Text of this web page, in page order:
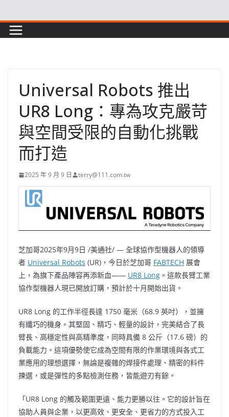
to
content
Universal Robots 推出
UR8 Long：專為攻克嚴苛
與空間受限的自動化挑戰
而打造
2025 年 9 月 9 日 terry@111.com.tw
芝加哥2025年9月9日 /美通社/ — 全球協作型機器人的領導
者 Universal Robots (UR)，今日於芝加哥 FABTECH 展會
上，為旗下產品陣容再添新血—— UR8 Long 。這款長臂工業
協作型機器人現已開放訂購，預計於十月開始出貨。
UR8 Long 的工作半徑長達 1750 毫米（68.9 英吋），並擁
有纖巧的機身。其堅固、精巧、輕量的設計，完美結合了長
臂長、高穩定性與高精準度，同時具備 8 公斤（17.6 磅）的
負載能力。這項優勢使它成為空間有限的作業環境與各式工
業應用的理想選擇，無論是複雜的焊接件處理、精密的料件
揀選，或是彈性的多點檢測任務，皆能遊刃有餘。
「UR8 Long 的觸及範圍更遠、能力更勝以往。它的設計旨在
協助人員與企業，以更高效、更安全、更省力的方式投入工